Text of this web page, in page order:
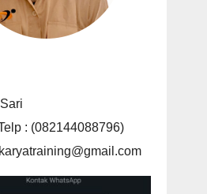
: (082144088796)